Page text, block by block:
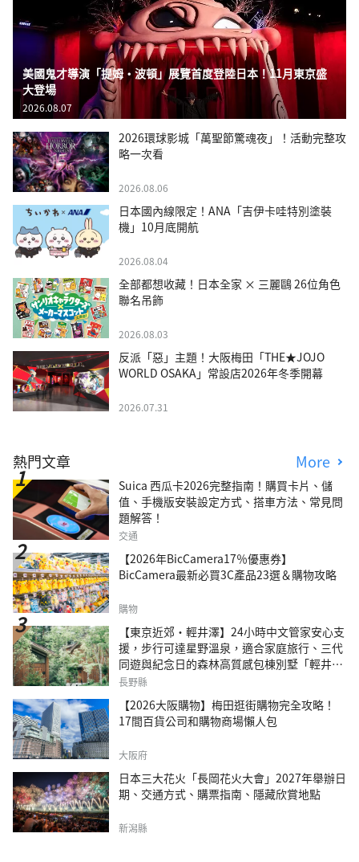
美國鬼才導演「提姆・波頓」展覽首度登陸日本！11月東京盛
大登場
2026.08.07
2026環球影城「萬聖節驚魂夜」！活動完整攻
略一次看
2026.08.06
日本國內線限定！ANA「吉伊卡哇特別塗裝
機」10月底開航
2026.08.04
全部都想收藏！日本全家 × 三麗鷗 26位角色
聯名吊飾
2026.08.03
反派「惡」主題！大阪梅田「THE★JOJO
WORLD OSAKA」常設店2026年冬季開幕
2026.07.31
熱門文章 More
Suica 西瓜卡2026完整指南！購買卡片、儲
值、手機版安裝設定方式、搭車方法、常見問
題解答！
交通
【2026年BicCamera17％優惠券】
BicCamera最新必買3C產品23選＆購物攻略
購物
【東京近郊・輕井澤】24小時中文管家安心支
援，步行可達星野溫泉，適合家庭旅行、三代
同遊與紀念日的森林高質感包棟別墅「輕井澤
森四季VILLA」
長野縣
【2026大阪購物】梅田逛街購物完全攻略！
17間百貨公司和購物商場懶人包
大阪府
日本三大花火「長岡花火大會」2027年舉辦日
期、交通方式、購票指南、隱藏欣賞地點
新潟縣